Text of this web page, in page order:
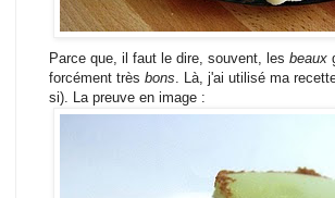
Parce que, il faut le dire, souvent, les beaux
forcément très bons. Là, j'ai utilisé ma
si). La preuve en image :